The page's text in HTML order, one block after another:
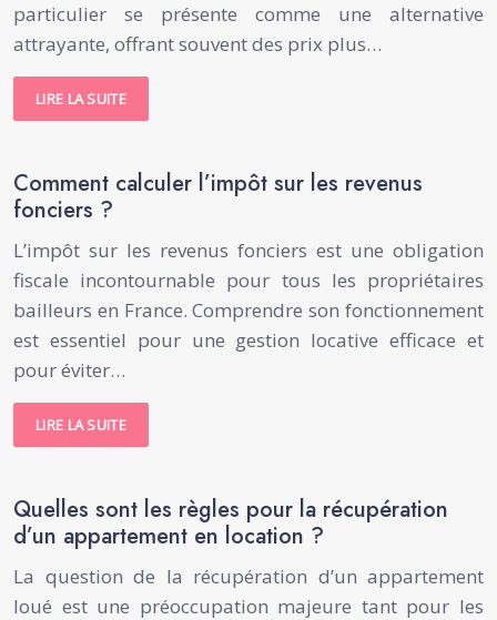
particulier se présente comme une alternative
attrayante, offrant souvent des prix plus…
LIRE LA SUITE
Comment calculer l’impôt sur les revenus
fonciers ?
L’impôt sur les revenus fonciers est une obligation
fiscale incontournable pour tous les propriétaires
bailleurs en France. Comprendre son fonctionnement
est essentiel pour une gestion locative efficace et
pour éviter…
LIRE LA SUITE
Quelles sont les règles pour la récupération
d’un appartement en location ?
La question de la récupération d’un appartement
loué est une préoccupation majeure tant pour les